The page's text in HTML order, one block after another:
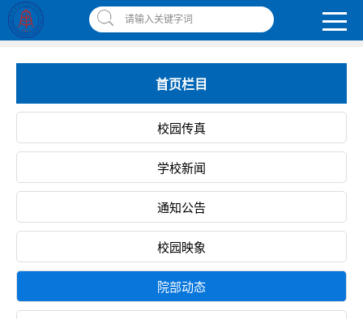
南昌应用技术师范学院，助你圆梦!
| 网上缴费平台 违反师德师风举报信箱
请输入关键字词
首页栏目
校园传真
学校新闻
通知公告
校园映象
院部动态